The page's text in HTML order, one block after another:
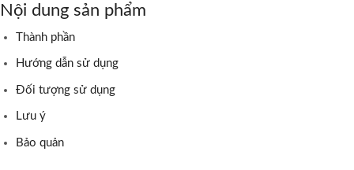
Nội dung sản phẩm
Thành phần
Hướng dẫn sử dụng
Đối tượng sử dụng
Lưu ý
Bảo quản